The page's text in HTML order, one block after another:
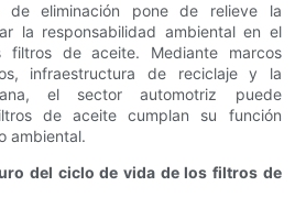
de eliminación pone de relieve la
la responsabilidad ambiental en el
de aceite. Mediante marcos
infraestructura de reciclaje y la
el sector automotriz puede
de aceite cumplan su función
ambiental.
del ciclo de vida de los filtros de